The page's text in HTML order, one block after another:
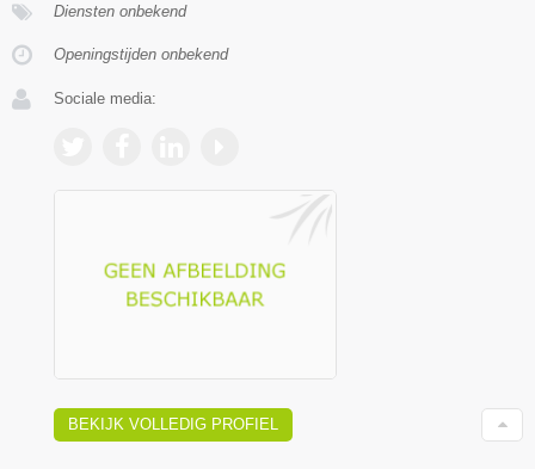
Diensten onbekend
Openingstijden onbekend
Sociale media:
BEKIJK VOLLEDIG PROFIEL